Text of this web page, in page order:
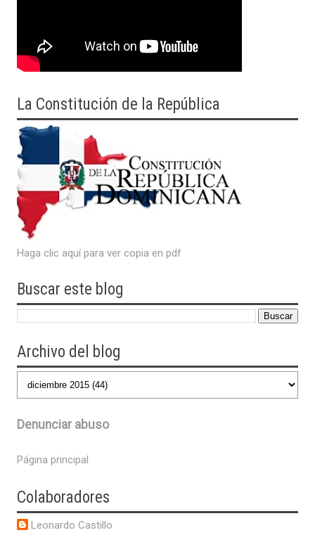
La Constitución de la República
Haga clic aquí para ver copia en pdf
Buscar este blog
Archivo del blog
Denunciar abuso
Página principal
Colaboradores
Leonardo Castillo